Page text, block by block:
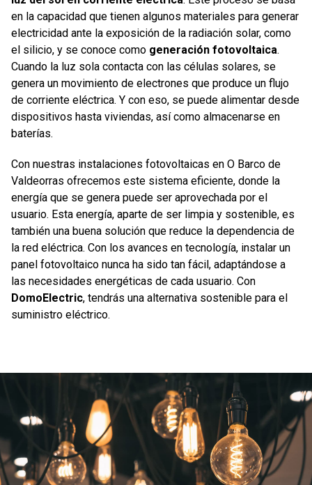
en la capacidad que tienen algunos materiales para generar
electricidad ante la exposición de la radiación solar, como
el silicio, y se conoce como generación fotovoltaica.
Cuando la luz sola contacta con las células solares, se
genera un movimiento de electrones que produce un flujo
de corriente eléctrica. Y con eso, se puede alimentar desde
dispositivos hasta viviendas, así como almacenarse en
baterías.
Con nuestras instalaciones fotovoltaicas en O Barco de
Valdeorras ofrecemos este sistema eficiente, donde la
energía que se genera puede ser aprovechada por el
usuario. Esta energía, aparte de ser limpia y sostenible, es
también una buena solución que reduce la dependencia de
la red eléctrica. Con los avances en tecnología, instalar un
panel fotovoltaico nunca ha sido tan fácil, adaptándose a
las necesidades energéticas de cada usuario. Con
DomoElectric, tendrás una alternativa sostenible para el
suministro eléctrico.